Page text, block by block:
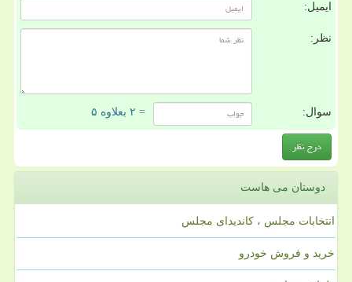
ایمیل:
نظر:
سوال: = ۲ بعلاوه ۵
دوستان می هاست
انتخابات مجلس ، کاندیدای مجلس
خرید و فروش خودرو